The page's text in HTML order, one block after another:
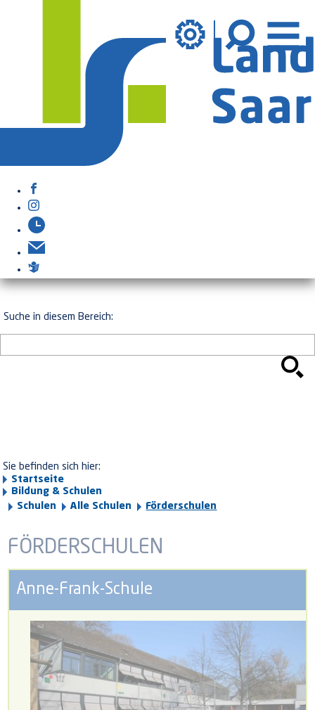
Suche in diesem Bereich:
Sie befinden sich hier:
Startseite
Bildung & Schulen
Schulen
Alle Schulen Förderschulen
FÖRDERSCHULEN
Anne-Frank-Schule